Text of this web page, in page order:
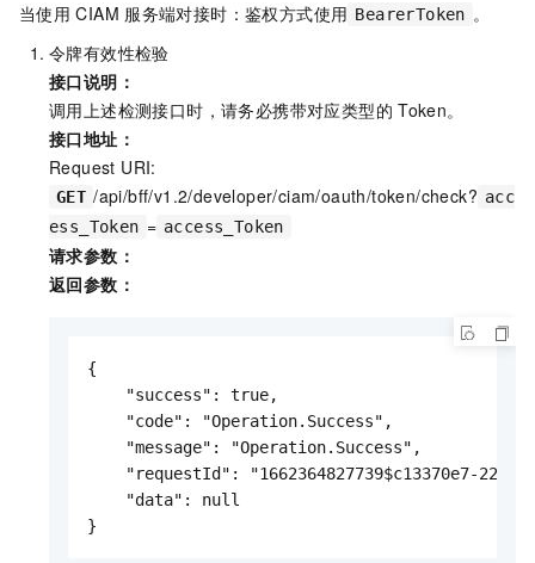
当使用 CIAM 服务端对接时：鉴权方式使用 BearerToken 。
令牌有效性检验
接口说明：
调用上述检测接口时，请务必携带对应类型的 Token。
接口地址：
Request URI:
GET /api/bff/v1.2/developer/ciam/oauth/token/check? acc
ess_Token = access_Token
请求参数：
返回参数：
{
    "success": true,
    "code": "Operation.Success",
    "message": "Operation.Success",
"requestId": "1662364827739$c13370e7-22ae-
    "data": null
}